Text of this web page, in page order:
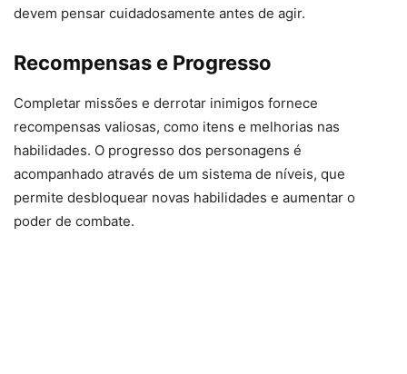
devem pensar cuidadosamente antes de agir.
Recompensas e Progresso
Completar missões e derrotar inimigos fornece
recompensas valiosas, como itens e melhorias nas
habilidades. O progresso dos personagens é
acompanhado através de um sistema de níveis, que
permite desbloquear novas habilidades e aumentar o
poder de combate.